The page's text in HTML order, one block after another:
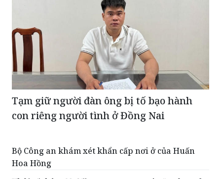
con riêng người tình ở Đồng Nai